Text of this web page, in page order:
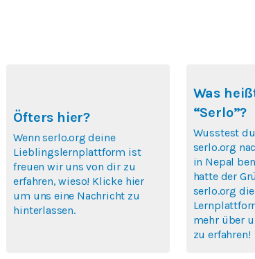
Öfters hier?
Wenn serlo.org deine
Lieblingslernplattform ist
freuen wir uns von dir zu
erfahren, wieso! Klicke hier
um uns eine Nachricht zu
hinterlassen.
Was
“Serlo”?
Wusstest
serlo.org
in Nepal
hatte der
serlo.org
mehr über
zu erfahren!